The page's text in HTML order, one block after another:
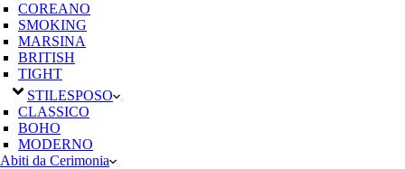
COREANO
SMOKING
MARSINA
BRITISH
TIGHT
STILESPOSO
CLASSICO
BOHO
MODERNO
Abiti da Cerimonia